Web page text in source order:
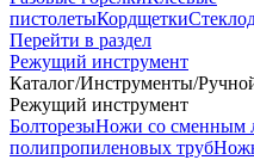
пистолетыКордщетки
Перейти в раздел
Режущий инструмент
Каталог/Инструменты/
Режущий инструмент
БолторезыНожи со сменным
полипропиленовых труб